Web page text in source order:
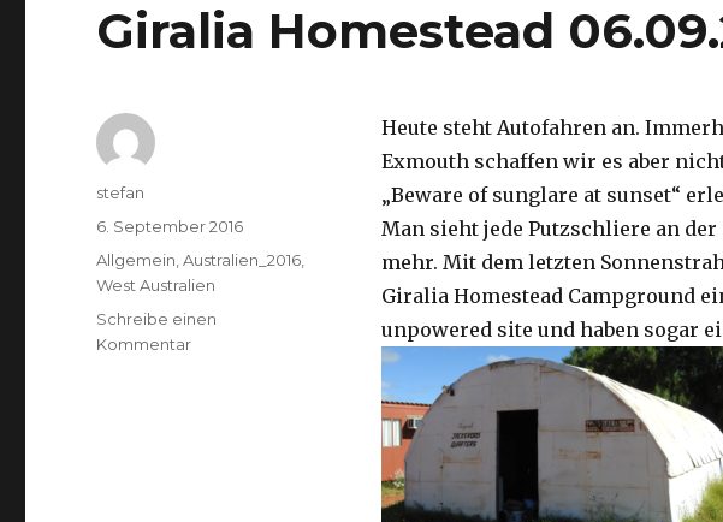
Giralia Homestead
Heute steht Autofahren an.
Exmouth schaffen wir es aber
„Beware of sunglare at sunset“
Man sieht jede Putzschliere an
mehr. Mit dem letzten
Giralia Homestead Campground
unpowered site und haben sogar
Autor
stefan
Veröffentlicht
am
6. September 2016
Kategorien
Allgemein ,Australien_2016
West Australien
Schreibe einen
Kommentarzu